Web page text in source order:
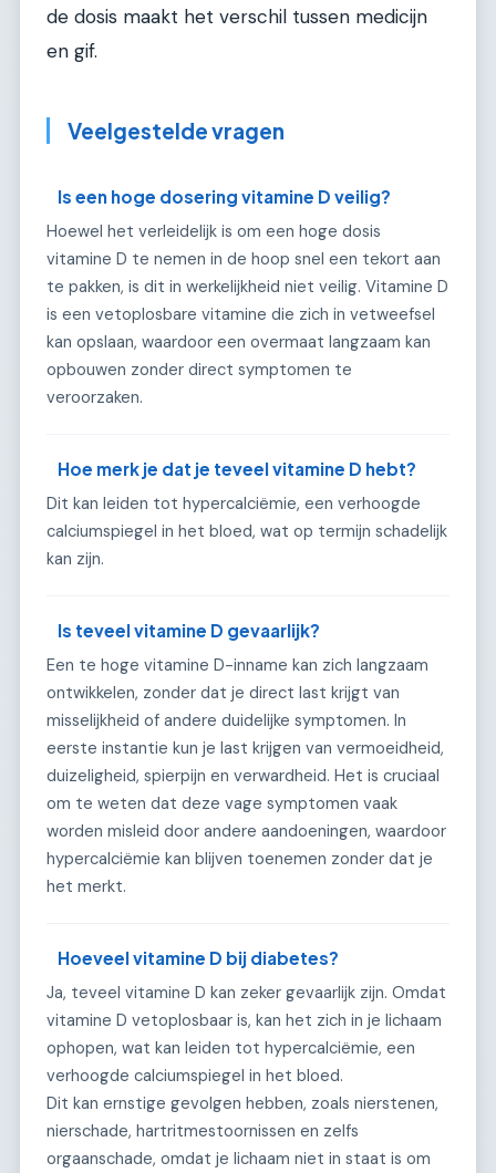
de dosis maakt het verschil tussen medicijn
en gif.
Veelgestelde vragen
Is een hoge dosering vitamine D veilig?
Hoewel het verleidelijk is om een hoge dosis
vitamine D te nemen in de hoop snel een tekort aan
te pakken, is dit in werkelijkheid niet veilig. Vitamine D
is een vetoplosbare vitamine die zich in vetweefsel
kan opslaan, waardoor een overmaat langzaam kan
opbouwen zonder direct symptomen te
veroorzaken.
Hoe merk je dat je teveel vitamine D hebt?
Dit kan leiden tot hypercalciëmie, een verhoogde
calciumspiegel in het bloed, wat op termijn schadelijk
kan zijn.
Is teveel vitamine D gevaarlijk?
Een te hoge vitamine D-inname kan zich langzaam
ontwikkelen, zonder dat je direct last krijgt van
misselijkheid of andere duidelijke symptomen. In
eerste instantie kun je last krijgen van vermoeidheid,
duizeligheid, spierpijn en verwardheid. Het is cruciaal
om te weten dat deze vage symptomen vaak
worden misleid door andere aandoeningen, waardoor
hypercalciëmie kan blijven toenemen zonder dat je
het merkt.
Hoeveel vitamine D bij diabetes?
Ja, teveel vitamine D kan zeker gevaarlijk zijn. Omdat
vitamine D vetoplosbaar is, kan het zich in je lichaam
ophopen, wat kan leiden tot hypercalciëmie, een
verhoogde calciumspiegel in het bloed.
Dit kan ernstige gevolgen hebben, zoals nierstenen,
nierschade, hartritmestoornissen en zelfs
orgaanschade, omdat je lichaam niet in staat is om